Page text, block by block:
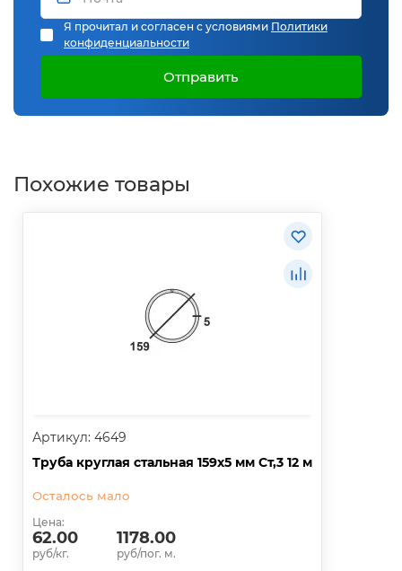
Я прочитал и согласен с условиями Политики
конфиденциальности
Отправить
Похожие товары
Артикул: 4649
Труба круглая стальная 159х5 мм Ст,3 12 м
Осталось мало
Цена:
62.00
руб/кг.
1178.00
руб/пог. м.